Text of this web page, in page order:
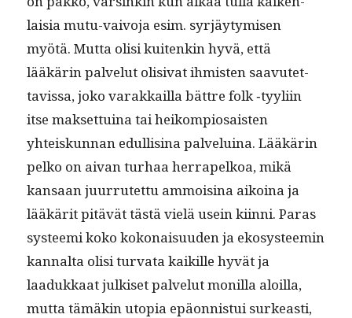
laisia mutu-vaivo­ja esim. syr­jäy­tymisen
myötä. Mut­ta olisi kuitenkin hyvä, että
lääkärin palve­lut oli­si­vat ihmis­ten saavutet­
tavis­sa, joko varakkail­la bät­tre folk ‑tyyli­in
itse mak­set­tuina tai heikom­pio­sais­ten
yhteiskun­nan edullisi­na palveluina. Lääkärin
pelko on aivan turhaa her­rapelkoa, mikä
kansaan juur­rutet­tu ammoisi­na aikoina ja
lääkärit pitävät tästä vielä usein kiin­ni. Paras
sys­tee­mi koko kokon­aisu­u­den ja ekosys­teemin
kannal­ta olisi tur­va­ta kaikille hyvät ja
laadukkaat julkiset palve­lut monil­la aloil­la,
mut­ta tämäkin utopia epäon­nis­tui surkeasti,